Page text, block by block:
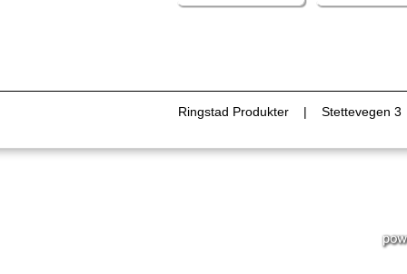
Ringstad Produkter | Stettevegen